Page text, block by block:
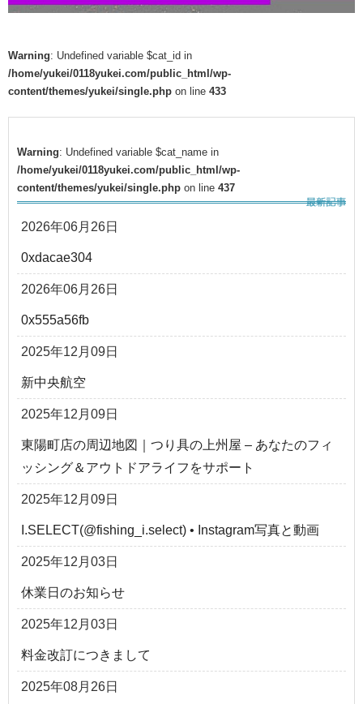
Warning: Undefined variable $cat_id in
/home/yukei/0118yukei.com/public_html/wp-
content/themes/yukei/single.php on line 433
Warning: Undefined variable $cat_name in
/home/yukei/0118yukei.com/public_html/wp-
content/themes/yukei/single.php on line 437
2026年06月26日
0xdacae304
2026年06月26日
0x555a56fb
2025年12月09日
新中央航空
2025年12月09日
東陽町店の周辺地図｜つり具の上州屋 – あなたのフィ
ッシング＆アウトドアライフをサポート
2025年12月09日
I.SELECT(@fishing_i.select) • Instagram写真と動画
2025年12月03日
休業日のお知らせ
2025年12月03日
料金改訂につきまして
2025年08月26日